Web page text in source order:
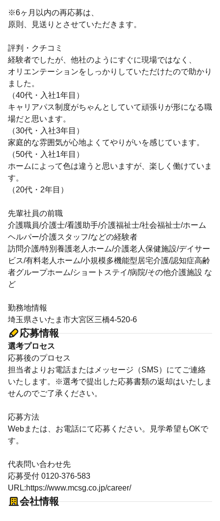
※6ヶ月以内の再応募は、
原則、見送りとさせていただきます。
評判・クチコミ
経験者でしたが、他社のようにすぐに現場ではなく、
オリエンテーションをしっかりしていただけたので助かり
ました。
（40代・入社1年目）
キャリアパス制度がちゃんとしていて頑張りが形になる職
場だと思います。
（30代・入社3年目）
家庭的な雰囲気が心地よくてやりがいを感じています。
（50代・入社1年目）
ホームによって色は違うと思いますが、楽しく働けていま
す。
（20代・2年目）
先輩社員の前職
介護職員/介護士/看護助手/介護福祉士/社会福祉士/ホーム
ヘルパー/介護スタッフ/などの経験者
訪問介護/特別養護老人ホーム/介護老人保健施設/デイサー
ビス/有料老人ホーム/小規模多機能型居宅介護/認知症高齢
者グループホーム/ショートステイ/病院/その他介護施設 な
ど
勤務地情報
埼玉県さいたま市大宮区三橋4-520-6
応募情報
選考プロセス
応募後のプロセス
担当者よりお電話またはメッセージ（SMS）にてご連絡
いたします。※選考で提出した応募書類の返却はいたしま
せんのでご了承ください。
応募方法
Webまたは、お電話にて応募ください。見学希望もOKで
す。
代表問い合わせ先
応募受付 0120-376-583
URL:https://www.mcsg.co.jp/career/
会社情報